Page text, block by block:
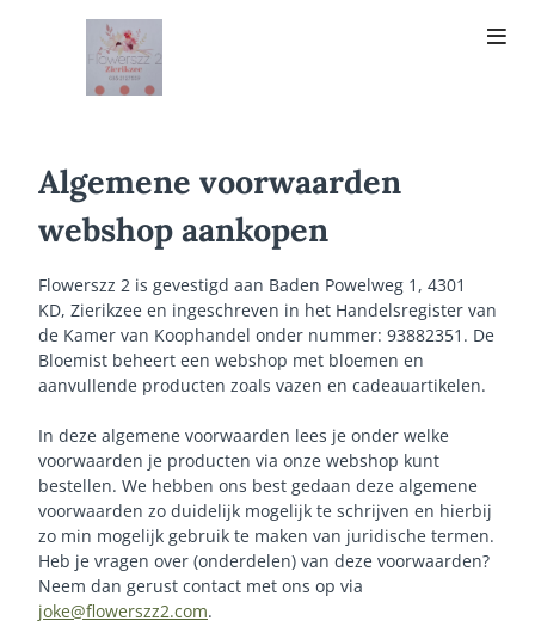
Algemene voorwaarden
webshop aankopen
Flowerszz 2 is gevestigd aan Baden Powelweg 1, 4301
KD, Zierikzee en ingeschreven in het Handelsregister van
de Kamer van Koophandel onder nummer: 93882351. De
Bloemist beheert een webshop met bloemen en
aanvullende producten zoals vazen en cadeauartikelen.
In deze algemene voorwaarden lees je onder welke
voorwaarden je producten via onze webshop kunt
bestellen. We hebben ons best gedaan deze algemene
voorwaarden zo duidelijk mogelijk te schrijven en hierbij
zo min mogelijk gebruik te maken van juridische termen.
Heb je vragen over (onderdelen) van deze voorwaarden?
Neem dan gerust contact met ons op via
joke@flowerszz2.com.